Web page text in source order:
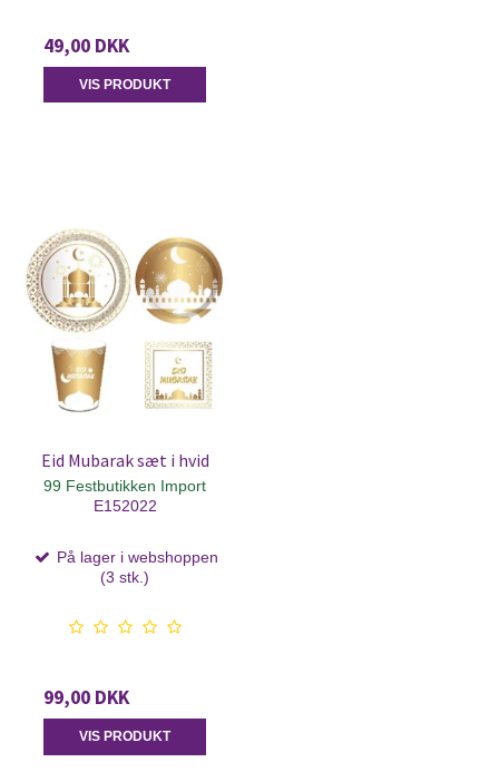
49,00 DKK
VIS PRODUKT
Eid Mubarak sæt i hvid
99 Festbutikken Import
E152022
På lager i webshoppen
(3 stk.)
99,00 DKK
VIS PRODUKT